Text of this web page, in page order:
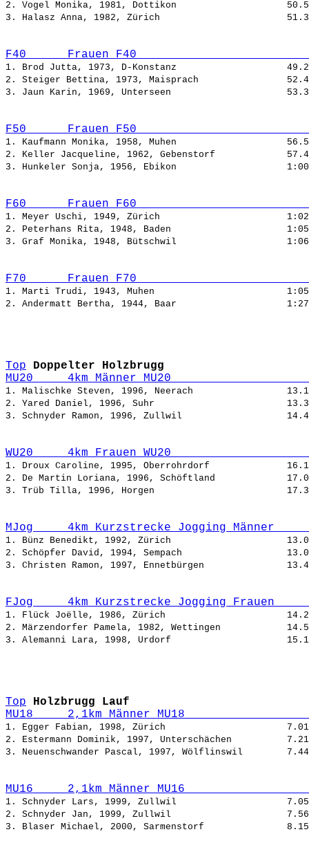
2. Vogel Monika, 1981, Dottikon
3. Halasz Anna, 1982, Zürich
F40      Frauen F40
1. Brod Jutta, 1973, D-Konstanz
2. Steiger Bettina, 1973, Maisprach
3. Jaun Karin, 1969, Unterseen
F50      Frauen F50
1. Kaufmann Monika, 1958, Muhen
2. Keller Jacqueline, 1962, Gebenstorf
3. Hunkeler Sonja, 1956, Ebikon
F60      Frauen F60
1. Meyer Uschi, 1949, Zürich
2. Peterhans Rita, 1948, Baden
3. Graf Monika, 1948, Bütschwil
F70      Frauen F70
1. Marti Trudi, 1943, Muhen
2. Andermatt Bertha, 1944, Baar
Top
Doppelter Holzbrugg
MU20     4km Männer MU20
1. Malischke Steven, 1996, Neerach
2. Yared Daniel, 1996, Suhr
3. Schnyder Ramon, 1996, Zullwil
WU20     4km Frauen WU20
1. Droux Caroline, 1995, Oberrohrdorf
2. De Martin Loriana, 1996, Schöftland
3. Trüb Tilla, 1996, Horgen
MJog     4km Kurzstrecke Jogging Männer
1. Bünz Benedikt, 1992, Zürich
2. Schöpfer David, 1994, Sempach
3. Christen Ramon, 1997, Ennetbürgen
FJog     4km Kurzstrecke Jogging Frauen
1. Flück Joëlle, 1986, Zürich
2. Märzendorfer Pamela, 1982, Wettingen
3. Alemanni Lara, 1998, Urdorf
Top
Holzbrugg Lauf
MU18     2,1km Männer MU18
1. Egger Fabian, 1998, Zürich
2. Estermann Dominik, 1997, Unterschächen
3. Neuenschwander Pascal, 1997, Wölflinswil
MU16     2,1km Männer MU16
1. Schnyder Lars, 1999, Zullwil
2. Schnyder Jan, 1999, Zullwil
3. Blaser Michael, 2000, Sarmenstorf